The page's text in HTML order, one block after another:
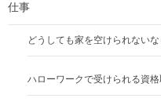
仕事
どうしても家を空けられない
ハローワークで受けられる資